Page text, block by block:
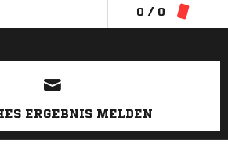
0 / 0
ANZEIGE
ERGEBNIS MELDEN